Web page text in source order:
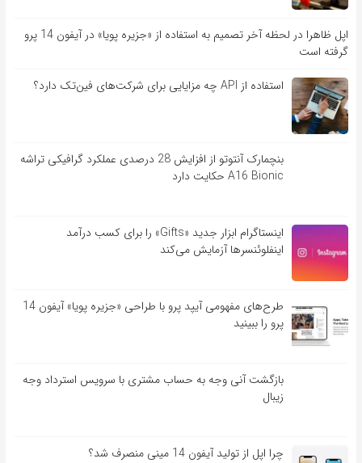
اپل ظاهرا در لحظه آخر تصمیم به استفاده از «جزیره پویا» در آیفون 14 پرو
گرفته است
استفاده از API چه مزایایی برای شرکت‌های فین‌تک دارد؟
بنچمارک آنتوتو از افزایش 28 درصدی عملکرد گرافیکی تراشه
A16 Bionic حکایت دارد
اینستاگرام ابزار جدید «Gifts» را برای کسب درآمد
اینفلوئنسرها آزمایش می‌کند
طرح‌های مفهومی آیپد پرو با طراحی «جزیره پویا» آیفون 14
پرو را ببینید
بازگشت آنی وجه به حساب مشتری با سرویس استرداد وجه
زیبال
چرا اپل از تولید آیفون 14 مینی منصرف شد؟